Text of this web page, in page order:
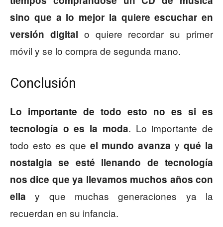
sino que a lo mejor la quiere escuchar en
versión digital o quiere recordar su primer
móvil y se lo compra de segunda mano.
Conclusión
Lo importante de todo esto no es si es
tecnología o es la moda. Lo importante de
todo esto es que el mundo avanza yqué la
nostalgia se esté llenando de tecnología
nos dice que ya llevamos muchos años con
ella y que muchas generaciones ya la
recuerdan en su infancia.